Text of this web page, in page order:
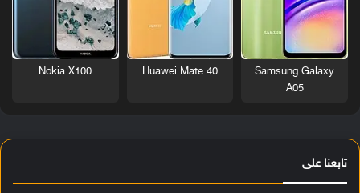
Samsung Galaxy
A05
Huawei Mate 40
Nokia X100
تابعنا على